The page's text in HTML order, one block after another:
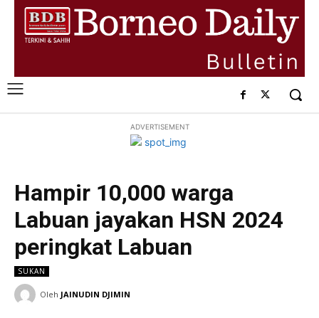
ADVERTISEMENT
Hampir 10,000 warga
Labuan jayakan HSN 2024
peringkat Labuan
SUKAN
Oleh JAINUDIN DJIMIN